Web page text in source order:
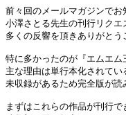
前々回のメールマガジンでお
小澤さとる先生の刊行リクエ
多くの反響を頂きありがとう
特に多かったのが『エムエム
主な理由は単行本化されてい
未収録があるため完全版が読
まずはこれらの作品が刊行で